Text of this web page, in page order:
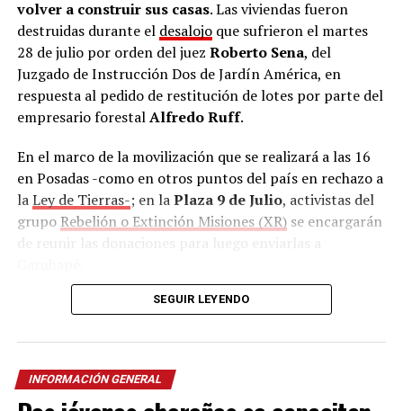
volver a construir sus casas. Las viviendas fueron
destruidas durante el desalojoque sufrieron el martes
28 de julio por orden del juez Roberto Sena, del
Juzgado de Instrucción Dos de Jardín América, en
respuesta al pedido de restitución de lotes por parte del
empresario forestalAlfredo Ruff.
En el marco de la movilización que se realizará a las 16
en Posadas -como en otros puntos del país en rechazo a
laLey de Tierras-; en laPlaza 9 de Julio, activistas del
grupo Rebelión o Extinción Misiones (XR)se encargarán
de reunir las donaciones para luego enviarlas a
Además, la Asociación Trabajadores del Estado (ATE),
punto de recolecciónde lunes a viernes en horario
matutino y vespertino.
SEGUIR LEYENDO
INFORMACIÓN GENERAL